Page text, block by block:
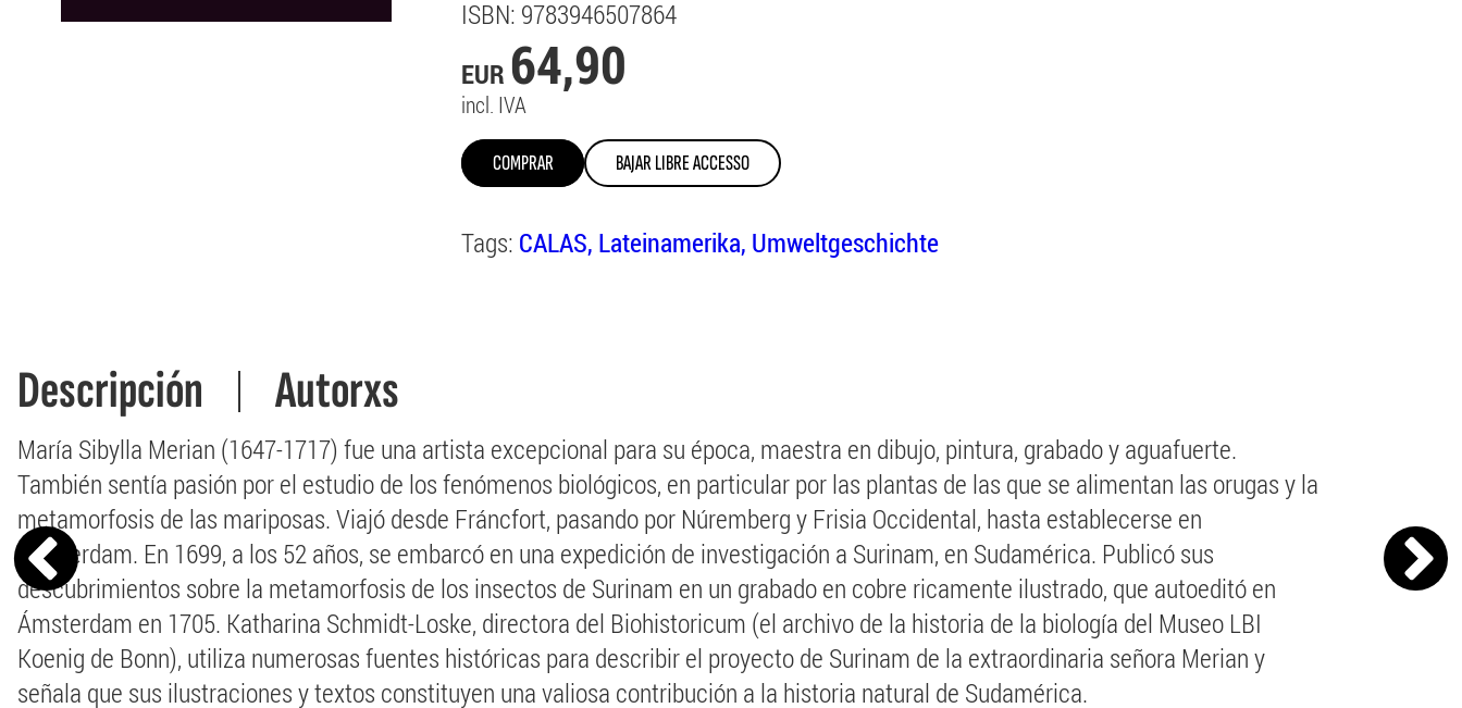
ISBN: 9783946507864
EUR 64,90
incl. IVA
COMPRAR BAJAR LIBRE ACCESSO
Tags: CALAS Lateinamerika Umweltgeschichte
Descripción Autorxs
María Sibylla Merian (1647-1717) fue una artista excepcional para su época, maestra en dibujo, pintura, grabado y aguafuerte.
También sentía pasión por el estudio de los fenómenos biológicos, en particular por las plantas de las que se alimentan las orugas y la
metamorfosis de las mariposas. Viajó desde Fráncfort, pasando por Núremberg y Frisia Occidental, hasta establecerse en
Ámsterdam. En 1699, a los 52 años, se embarcó en una expedición de investigación a Surinam, en Sudamérica. Publicó sus
descubrimientos sobre la metamorfosis de los insectos de Surinam en un grabado en cobre ricamente ilustrado, que autoeditó en
Ámsterdam en 1705. Katharina Schmidt-Loske, directora del Biohistoricum (el archivo de la historia de la biología del Museo LBI
Koenig de Bonn), utiliza numerosas fuentes históricas para describir el proyecto de Surinam de la extraordinaria señora Merian y
señala que sus ilustraciones y textos constituyen una valiosa contribución a la historia natural de Sudamérica.